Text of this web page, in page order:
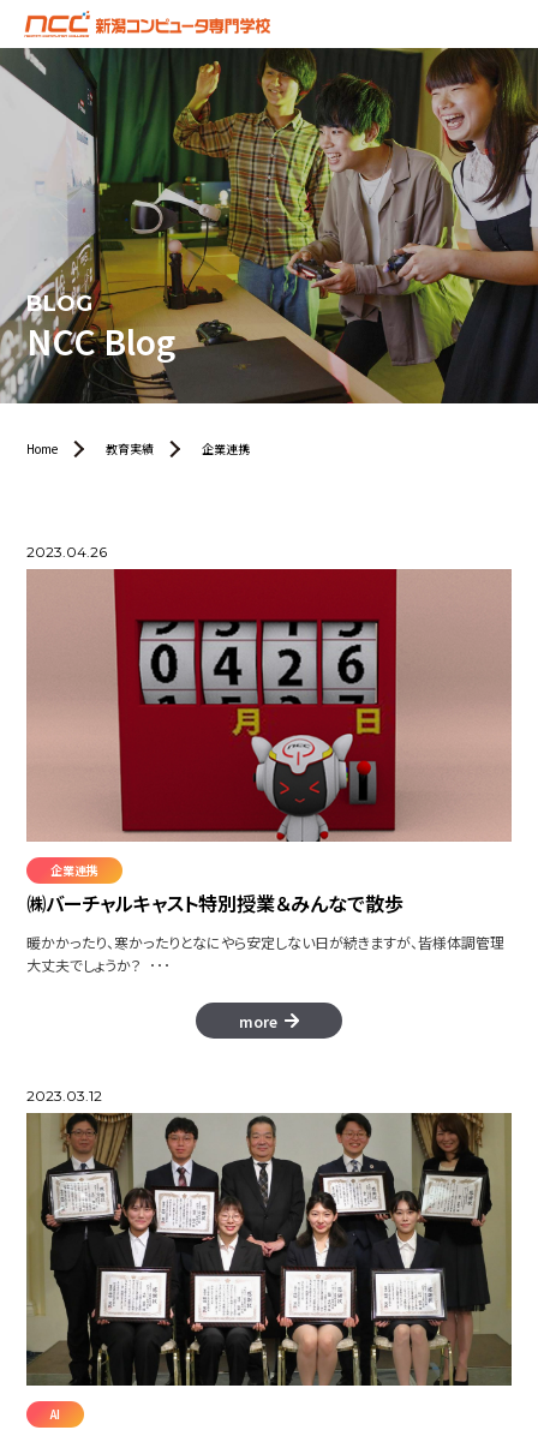
BLOG
NCC Blog
Home 教育実績 企業連携
2023.04.26
企業連携
㈱バーチャルキャスト特別授業＆みんなで散歩
暖かかったり、寒かったりとなにやら安定しない日が続きますが、皆様体調管理
大丈夫でしょうか？ ･･･
more
2023.03.12
AI